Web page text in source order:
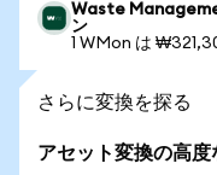
Waste
ン
1 WMon は
さらに変換を探る
アセット変換の高度